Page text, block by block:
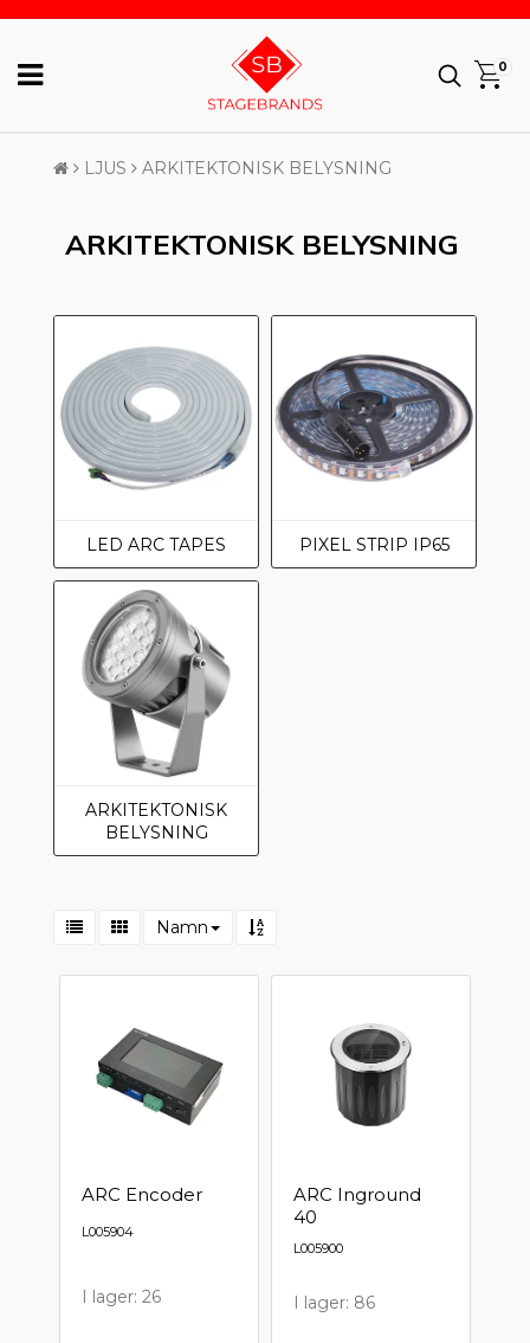
0
LJUS ARKITEKTONISK BELYSNING
ARKITEKTONISK BELYSNING
LED ARC TAPES PIXEL STRIP IP65
ARKITEKTONISK
BELYSNING
Namn
ARC Encoder
L005904
I lager: 26
ARC Inground
40
L005900
I lager: 86